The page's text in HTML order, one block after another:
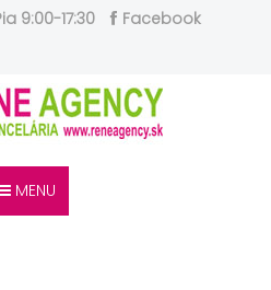
9:00-17:30
Facebook
MENU